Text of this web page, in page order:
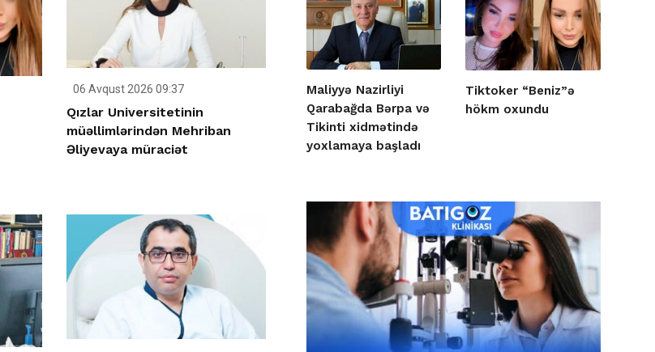
06 Avqust 2026 09:37
Qızlar Universitetinin
müəllimlərindən Mehriban
Əliyevaya müraciət
Maliyyə Nazirliyi
Qarabağda Bərpa və
Tikinti xidmətində
yoxlamaya başladı
Tiktoker “Beniz”ə
hökm oxundu